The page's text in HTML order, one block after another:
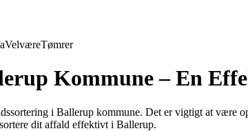
VelværeTømrer
Kommune – En
i Ballerup kommune. Det er vigtigt at
dit affald effektivt i Ballerup.